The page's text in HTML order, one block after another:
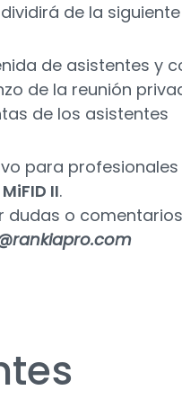
de la
de asistentes y
de la reunión
de los asistentes
para
MiFID II.
dudas o